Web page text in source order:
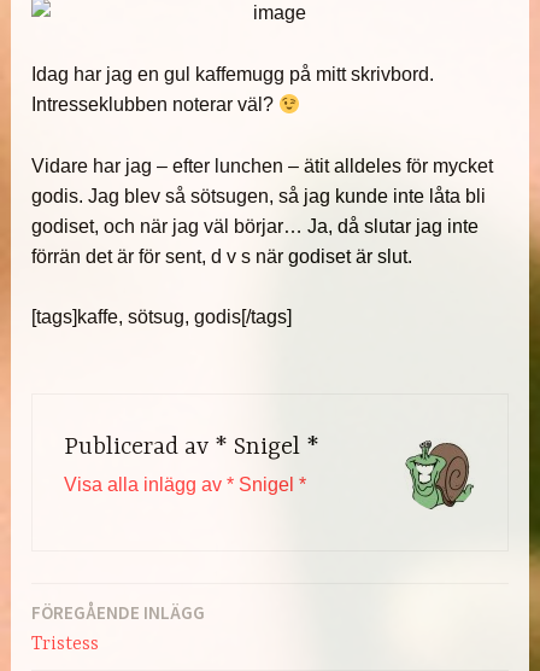
Idag har jag en gul kaffemugg på mitt skrivbord.
Intresseklubben noterar väl?
Vidare har jag – efter lunchen – ätit alldeles för mycket
godis. Jag blev så sötsugen, så jag kunde inte låta bli
godiset, och när jag väl börjar… Ja, då slutar jag inte
förrän det är för sent, d v s när godiset är slut.
[tags]kaffe, sötsug, godis[/tags]
Publicerad av * Snigel *
Visa alla inlägg av * Snigel *
Inläggsnavigering
FÖREGÅENDE INLÄGG
Tristess